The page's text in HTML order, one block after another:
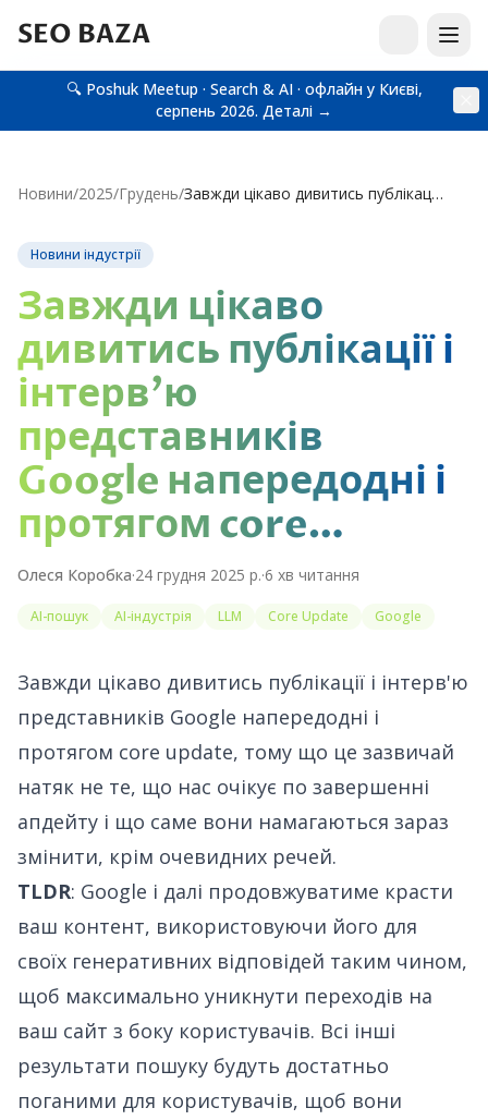
SEO BAZA
🔍 Poshuk Meetup · Search & AI · офлайн у Києві,
серпень 2026. Деталі →
Новини/2025/Грудень/ Завжди цікаво дивитись публікації і інтерв'ю представників Google напередодні і протягом core…
Новини індустрії
Завжди цікаво
дивитись публікації і
інтерв'ю
представників
Google напередодні і
протягом core…
Олеся Коробка·24 грудня 2025 р.·6 хв читання
AI-пошук AI-індустрія LLM Core Update Google
Завжди цікаво дивитись публікації і інтерв'ю
представників Google напередодні і
протягом core update, тому що це зазвичай
натяк не те, що нас очікує по завершенні
апдейту і що саме вони намагаються зараз
змінити, крім очевидних речей.
TLDR: Google і далі продовжуватиме красти
ваш контент, використовуючи його для
своїх генеративних відповідей таким чином,
щоб максимально уникнути переходів на
ваш сайт з боку користувачів. Всі інші
результати пошуку будуть достатньо
поганими для користувачів, щоб вони